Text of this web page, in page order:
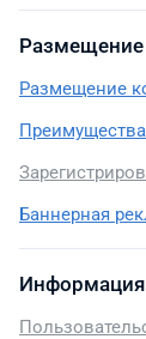
Размещение
Баннерная
Информация